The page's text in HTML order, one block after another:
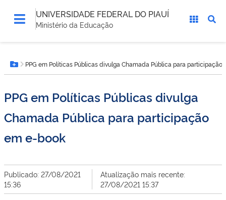
UNIVERSIDADE FEDERAL DO PIAUÍ
Ministério da Educação
está
aqui:Botão Menu
PPG em Políticas Públicas divulga Chamada Pública para participação
PPG em Políticas Públicas divulga
Chamada Pública para participação
em e-book
Publicado: 27/08/2021
15:36
Atualização mais recente:
27/08/2021 15:37